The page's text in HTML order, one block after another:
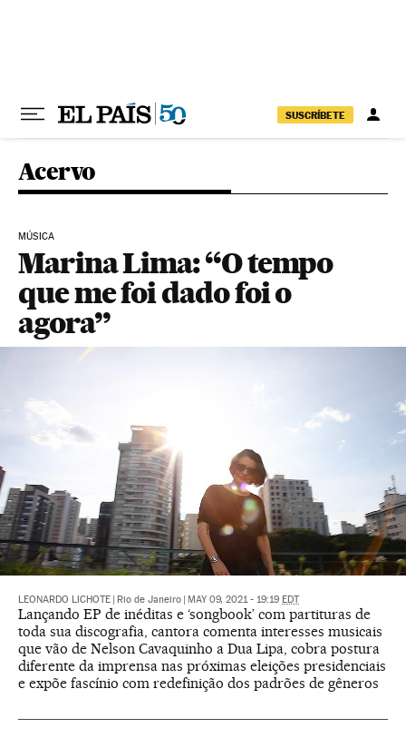
SUSCRÍBETE
Acervo
MÚSICA
Marina Lima: “O tempo
que me foi dado foi o
agora”
LEONARDO LICHOTE Rio de Janeiro MAY 09, 2021 - 19:19 EDT
Lançando EP de inéditas e ‘songbook’ com partituras de
toda sua discografia, cantora comenta interesses musicais
que vão de Nelson Cavaquinho a Dua Lipa, cobra postura
diferente da imprensa nas próximas eleições presidenciais
e expõe fascínio com redefinição dos padrões de gêneros